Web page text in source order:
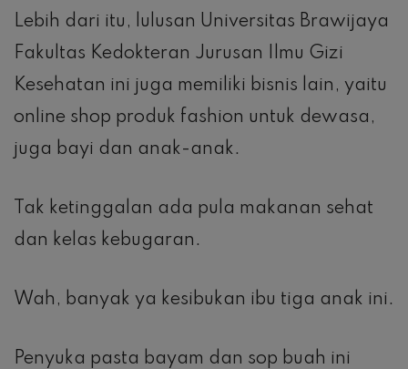
Lebih dari itu, lulusan Universitas Brawijaya
Fakultas Kedokteran Jurusan Ilmu Gizi
Kesehatan ini juga memiliki bisnis lain, yaitu
online shop produk fashion untuk dewasa,
juga bayi dan anak-anak.
Tak ketinggalan ada pula makanan sehat
dan kelas kebugaran.
Wah, banyak ya kesibukan ibu tiga anak ini.
Penyuka pasta bayam dan sop buah ini